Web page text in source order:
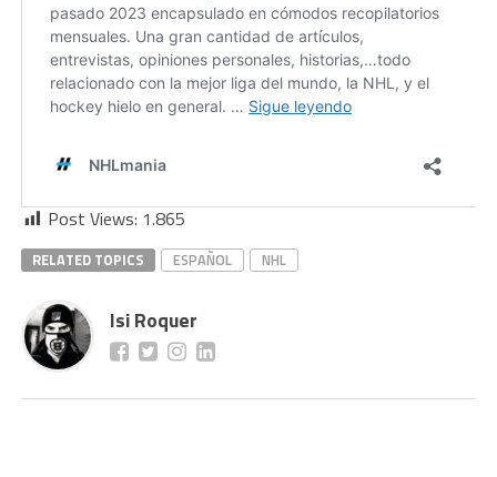
Post Views: 1.865
RELATED TOPICS ESPAÑOL NHL
Isi Roquer